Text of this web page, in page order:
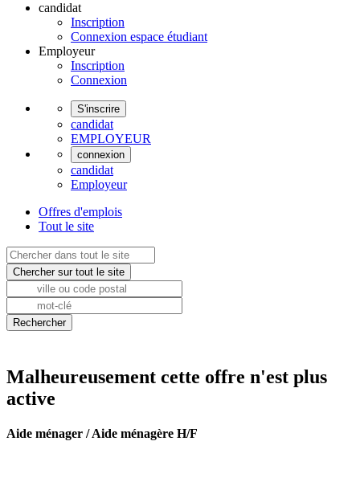
candidat
Inscription
Connexion espace étudiant
Employeur
Inscription
Connexion
S'inscrire
candidat
EMPLOYEUR
connexion
candidat
Employeur
Offres d'emplois
Tout le site
Malheureusement cette offre n'est plus
active
Aide ménager / Aide ménagère H/F